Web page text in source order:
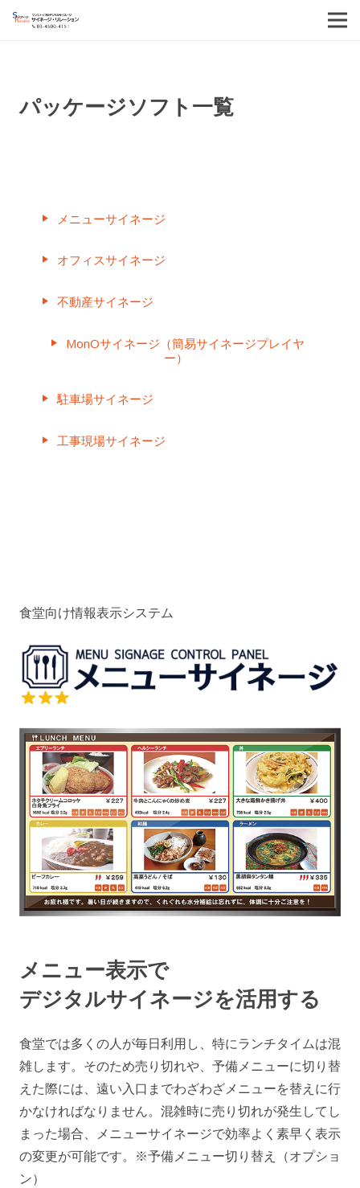
パッケージソフト一覧
play_arrow メニューサイネージ
play_arrow オフィスサイネージ
play_arrow 不動産サイネージ
play_arrow
MonOサイネージ（簡易サイネージプレイヤ
ー）
play_arrow 駐車場サイネージ
play_arrow 工事現場サイネージ
食堂向け情報表示システム
メニュー表示で
デジタルサイネージを活用する
食堂では多くの人が毎日利用し、特にランチタイムは混
雑します。そのため売り切れや、予備メニューに切り替
えた際には、遠い入口までわざわざメニューを替えに行
かなければなりません。混雑時に売り切れが発生してし
まった場合、メニューサイネージで効率よく素早く表示
の変更が可能です。※予備メニュー切り替え（オプショ
ン）